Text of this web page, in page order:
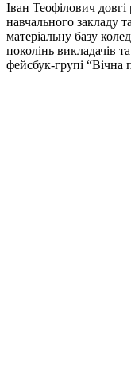
Іван Теофілович
навчального закладу
матеріальну базу
поколінь викладачів
фейсбук-групі “Вічна